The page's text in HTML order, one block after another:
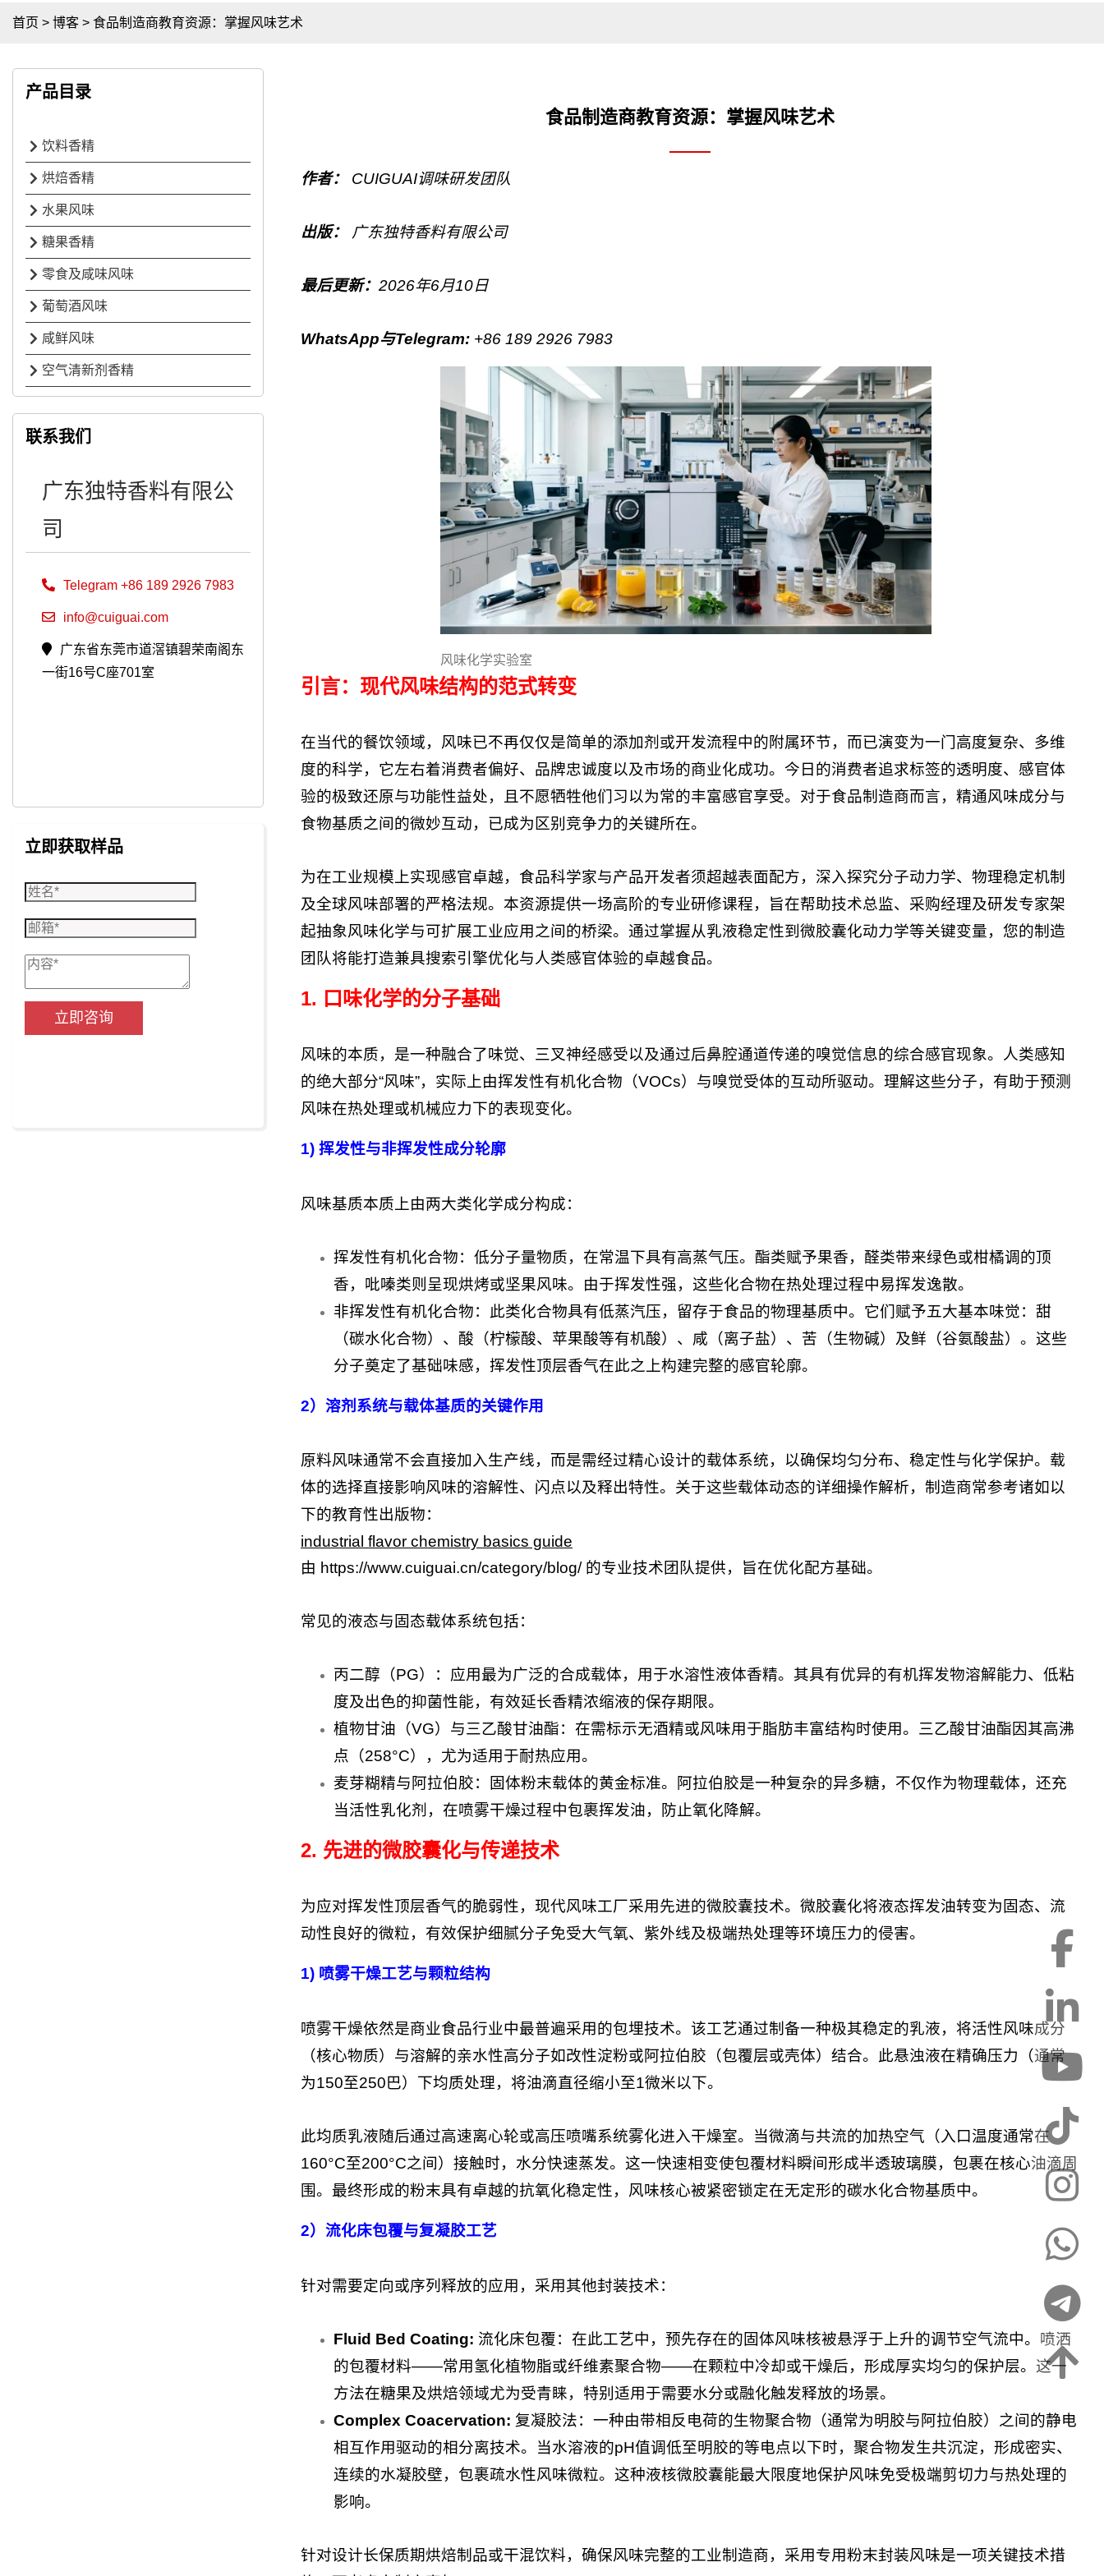
首页 > 博客 > 食品制造商教育资源：掌握风味艺术
产品目录
饮料香精
烘焙香精
水果风味
糖果香精
零食及咸味风味
葡萄酒风味
咸鲜风味
空气清新剂香精
联系我们
广东独特香料有限公
司
Telegram +86 189 2926 7983
info@cuiguai.com
广东省东莞市道滘镇碧荣南阁东
一街16号C座701室
立即获取样品
立即咨询
食品制造商教育资源：掌握风味艺术
作者： CUIGUAI调味研发团队
出版： 广东独特香料有限公司
最后更新： 2026年6月10日
WhatsApp与Telegram: +86 189 2926 7983
风味化学实验室
引言：现代风味结构的范式转变
在当代的餐饮领域，风味已不再仅仅是简单的添加剂或开发流程中的附属环节，而已演变为一门高度复杂、多维
度的科学，它左右着消费者偏好、品牌忠诚度以及市场的商业化成功。今日的消费者追求标签的透明度、感官体
验的极致还原与功能性益处，且不愿牺牲他们习以为常的丰富感官享受。对于食品制造商而言，精通风味成分与
食物基质之间的微妙互动，已成为区别竞争力的关键所在。
为在工业规模上实现感官卓越，食品科学家与产品开发者须超越表面配方，深入探究分子动力学、物理稳定机制
及全球风味部署的严格法规。本资源提供一场高阶的专业研修课程，旨在帮助技术总监、采购经理及研发专家架
起抽象风味化学与可扩展工业应用之间的桥梁。通过掌握从乳液稳定性到微胶囊化动力学等关键变量，您的制造
团队将能打造兼具搜索引擎优化与人类感官体验的卓越食品。
1. 口味化学的分子基础
风味的本质，是一种融合了味觉、三叉神经感受以及通过后鼻腔通道传递的嗅觉信息的综合感官现象。人类感知
的绝大部分“风味”，实际上由挥发性有机化合物（VOCs）与嗅觉受体的互动所驱动。理解这些分子，有助于预测
风味在热处理或机械应力下的表现变化。
1) 挥发性与非挥发性成分轮廓
风味基质本质上由两大类化学成分构成：
挥发性有机化合物：低分子量物质，在常温下具有高蒸气压。酯类赋予果香，醛类带来绿色或柑橘调的顶
香，吡嗪类则呈现烘烤或坚果风味。由于挥发性强，这些化合物在热处理过程中易挥发逸散。
非挥发性有机化合物：此类化合物具有低蒸汽压，留存于食品的物理基质中。它们赋予五大基本味觉：甜
（碳水化合物）、酸（柠檬酸、苹果酸等有机酸）、咸（离子盐）、苦（生物碱）及鲜（谷氨酸盐）。这些
分子奠定了基础味感，挥发性顶层香气在此之上构建完整的感官轮廓。
2） 溶剂系统与载体基质的关键作用
原料风味通常不会直接加入生产线，而是需经过精心设计的载体系统，以确保均匀分布、稳定性与化学保护。载
体的选择直接影响风味的溶解性、闪点以及释出特性。关于这些载体动态的详细操作解析，制造商常参考诸如以
下的教育性出版物：
industrial flavor chemistry basics guide
由 https://www.cuiguai.cn/category/blog/ 的专业技术团队提供，旨在优化配方基础。
常见的液态与固态载体系统包括：
丙二醇（PG）：应用最为广泛的合成载体，用于水溶性液体香精。其具有优异的有机挥发物溶解能力、低粘
度及出色的抑菌性能，有效延长香精浓缩液的保存期限。
植物甘油（VG）与三乙酸甘油酯：在需标示无酒精或风味用于脂肪丰富结构时使用。三乙酸甘油酯因其高沸
点（258°C），尤为适用于耐热应用。
麦芽糊精与阿拉伯胶：固体粉末载体的黄金标准。阿拉伯胶是一种复杂的异多糖，不仅作为物理载体，还充
当活性乳化剂，在喷雾干燥过程中包裹挥发油，防止氧化降解。
2. 先进的微胶囊化与传递技术
为应对挥发性顶层香气的脆弱性，现代风味工厂采用先进的微胶囊技术。微胶囊化将液态挥发油转变为固态、流
动性良好的微粒，有效保护细腻分子免受大气氧、紫外线及极端热处理等环境压力的侵害。
1) 喷雾干燥工艺与颗粒结构
喷雾干燥依然是商业食品行业中最普遍采用的包埋技术。该工艺通过制备一种极其稳定的乳液，将活性风味成分
（核心物质）与溶解的亲水性高分子如改性淀粉或阿拉伯胶（包覆层或壳体）结合。此悬浊液在精确压力（通常
为150至250巴）下均质处理，将油滴直径缩小至1微米以下。
此均质乳液随后通过高速离心轮或高压喷嘴系统雾化进入干燥室。当微滴与共流的加热空气（入口温度通常在
160°C至200°C之间）接触时，水分快速蒸发。这一快速相变使包覆材料瞬间形成半透玻璃膜，包裹在核心油滴周
围。最终形成的粉末具有卓越的抗氧化稳定性，风味核心被紧密锁定在无定形的碳水化合物基质中。
2） 流化床包覆与复凝胶工艺
针对需要定向或序列释放的应用，采用其他封装技术：
Fluid Bed Coating: 流化床包覆：在此工艺中，预先存在的固体风味核被悬浮于上升的调节空气流中。喷洒
的包覆材料——常用氢化植物脂或纤维素聚合物——在颗粒中冷却或干燥后，形成厚实均匀的保护层。这一
方法在糖果及烘焙领域尤为受青睐，特别适用于需要水分或融化触发释放的场景。
Complex Coacervation: 复凝胶法：一种由带相反电荷的生物聚合物（通常为明胶与阿拉伯胶）之间的静电
相互作用驱动的相分离技术。当水溶液的pH值调低至明胶的等电点以下时，聚合物发生共沉淀，形成密实、
连续的水凝胶壁，包裹疏水性风味微粒。这种液核微胶囊能最大限度地保护风味免受极端剪切力与热处理的
影响。
针对设计长保质期烘焙制品或干混饮料，确保风味完整的工业制造商，采用专用粉末封装风味是一项关键技术措